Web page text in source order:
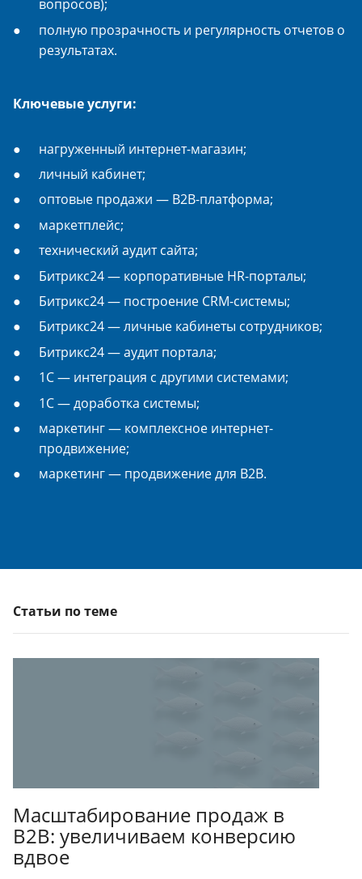
вопросов);
полную прозрачность и регулярность отчетов о
результатах.
Ключевые услуги:
нагруженный интернет-магазин;
личный кабинет;
оптовые продажи — B2B-платформа;
маркетплейс;
технический аудит сайта;
Битрикс24 — корпоративные HR-порталы;
Битрикс24 — построение CRM-системы;
Битрикс24 — личные кабинеты сотрудников;
Битрикс24 — аудит портала;
1С — интеграция с другими системами;
1С — доработка системы;
маркетинг — комплексное интернет-
продвижение;
маркетинг — продвижение для B2B.
Статьи по теме
Масштабирование продаж в
B2B: увеличиваем конверсию
вдвое